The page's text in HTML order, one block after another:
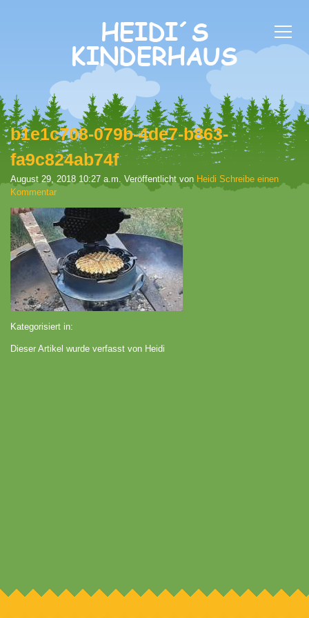
b1e1c708-079b-4de7-b863-
fa9c824ab74f
August 29, 2018 10:27 a.m. Veröffentlicht von Heidi Schreibe einen
Kommentar
Kategorisiert in:
Dieser Artikel wurde verfasst von Heidi